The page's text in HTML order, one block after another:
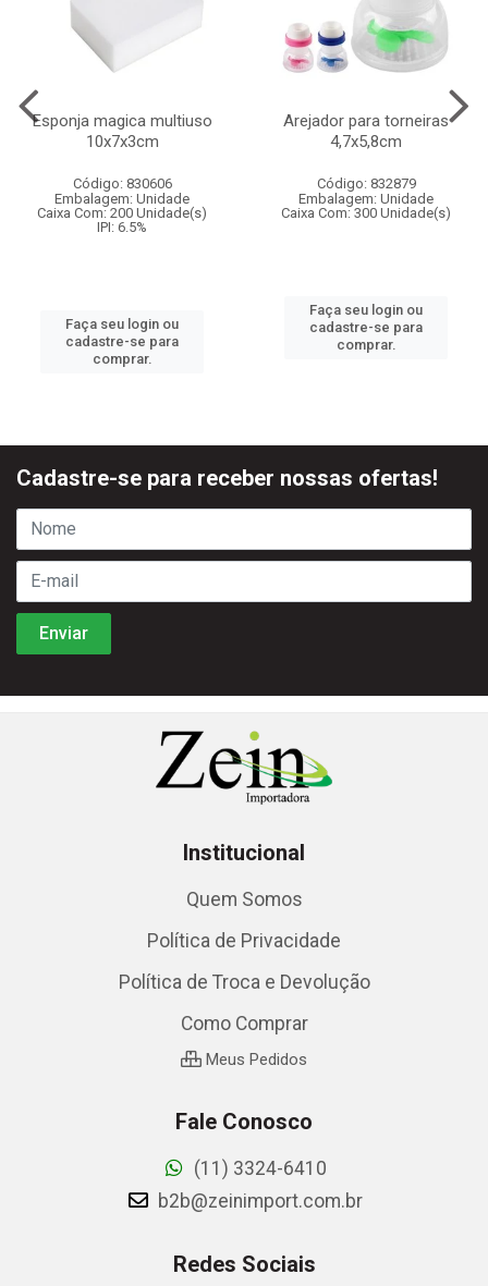
Esponja magica multiuso
10x7x3cm
Código: 830606
Embalagem: Unidade
Caixa Com: 200 Unidade(s)
IPI: 6.5%
Faça seu login ou
cadastre-se para
comprar.
Arejador para torneiras
4,7x5,8cm
Código: 832879
Embalagem: Unidade
Caixa Com: 300 Unidade(s)
Faça seu login ou
cadastre-se para
comprar.
Cadastre-se para receber nossas ofertas!
Institucional
Quem Somos
Política de Privacidade
Política de Troca e Devolução
Como Comprar
Meus Pedidos
Fale Conosco
(11) 3324-6410
b2b@zeinimport.com.br
Redes Sociais